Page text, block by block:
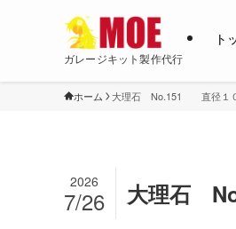
ガレージキット製作代行
ト
ホーム 大理石 No.151 直径１０
大理石
2026
7/26